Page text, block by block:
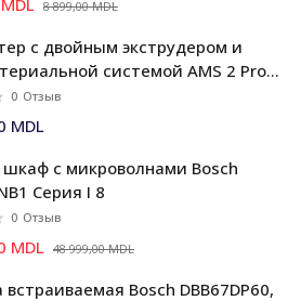
8 899,00 MDL
с двойным экструдером и
системой AMS 2 Pro
X2D Combo
0 Отзыв
MDL
c микроволнами Bosch
Серия I 8
0 Отзыв
MDL 48 999,00 MDL
Bosch DBB67DP60,